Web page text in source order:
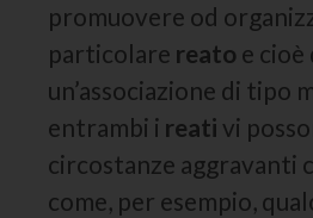
promuovere od
particolare reato e cioè
un’associazione di tipo
entrambi i reati vi
circostanze aggravanti
come, per esempio,